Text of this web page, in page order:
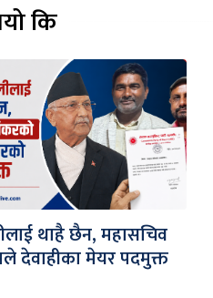
कि
थाहै छैन, महासचिव
देवाहीका मेयर पदमुक्त